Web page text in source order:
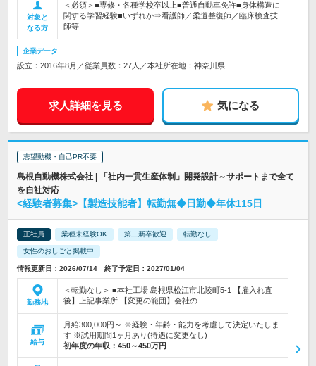
対象と
なる方
＜必須＞■専修・各種学校卒以上■普通自動車免許■身体構造に
関する学習経験■いずれか⇒看護師／柔道整復師／臨床検査技
師等
企業データ
設立：2016年8月／従業員数：27人／本社所在地：神奈川県
求人詳細を見る 気になる
志望動機・自己PR不要
島根自動機株式会社 | 「社内一貫生産体制」開発設計～サポートまで全て
を自社対応
<経験者募集>【製造技能者】転勤無◆日勤◆年休115日
正社員 業種未経験OK 第二新卒歓迎 転勤なし
女性のおしごと掲載中
情報更新日：2026/07/14 終了予定日：2027/01/04
勤務地
＜転勤なし＞ ■本社工場 島根県松江市北陵町5-1 【雇入れ直
後】上記事業所 【変更の範囲】会社の…
給与
月給300,000円～ ※経験・年齢・能力を考慮して決定いたしま
す ※試用期間1ヶ月あり(待遇に変更なし)
初年度の年収： 450～450万円